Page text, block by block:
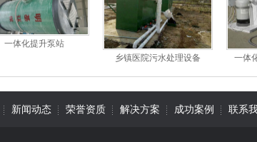
一体化提升泵站
乡镇医院污水处理设备
一体
新闻动态 荣誉资质 解决方案 成功案例 联系